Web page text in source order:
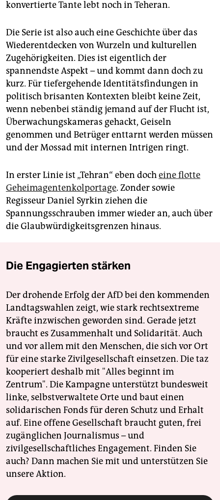
konvertierte Tante lebt noch in Teheran.
Die Serie ist also auch eine Geschichte über das
Wiederentdecken von Wurzeln und kulturellen
Zugehörigkeiten. Dies ist eigentlich der
spannendste Aspekt – und kommt dann doch zu
kurz. Für tiefergehende Identitätsfindungen in
politisch brisanten Kontexten bleibt keine Zeit,
wenn nebenbei ständig jemand auf der Flucht ist,
Überwachungskameras gehackt, Geiseln
genommen und Betrüger enttarnt werden müssen
und der Mossad mit internen Intrigen ringt.
In erster Linie ist „Tehran“ eben docheine flotte
Geheimagentenkolportage. Zonder sowie
Regisseur Daniel Syrkin ziehen die
Spannungsschrauben immer wieder an, auch über
die Glaubwürdigkeitsgrenzen hinaus.
Die Engagierten stärken
Der drohende Erfolg der AfD bei den kommenden
Landtagswahlen zeigt, wie stark rechtsextreme
Kräfte inzwischen geworden sind. Gerade jetzt
braucht es Zusammenhalt und Solidarität. Auch
und vor allem mit den Menschen, die sich vor Ort
für eine starke Zivilgesellschaft einsetzen. Die taz
kooperiert deshalb mit "Alles beginnt im
Zentrum". Die Kampagne unterstützt bundesweit
linke, selbstverwaltete Orte und baut einen
solidarischen Fonds für deren Schutz und Erhalt
auf. Eine offene Gesellschaft braucht guten, frei
zugänglichen Journalismus – und
zivilgesellschaftliches Engagement. Finden Sie
auch? Dann machen Sie mit und unterstützen Sie
unsere Aktion.